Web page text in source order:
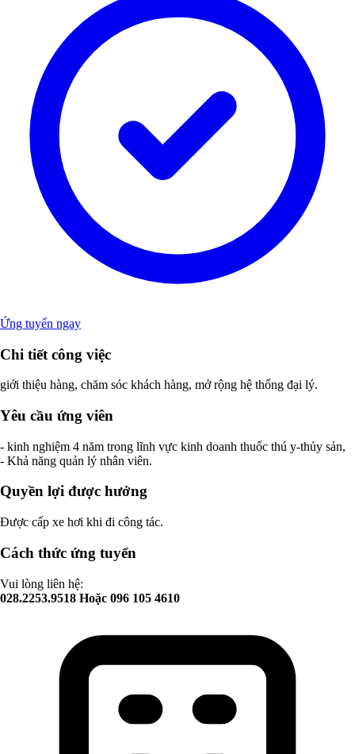
Ứng tuyển ngay
Chi tiết công việc
giới thiệu hàng, chăm sóc khách hàng, mở rộng hệ thống đại lý.
Yêu cầu ứng viên
- kinh nghiệm 4 năm trong lĩnh vực kinh doanh thuốc thú y-thủy sản,
- Khả năng quản lý nhân viên.
Quyền lợi được hưởng
Được cấp xe hơi khi đi công tác.
Cách thức ứng tuyển
Vui lòng liên hệ:
028.2253.9518 Hoặc 096 105 4610